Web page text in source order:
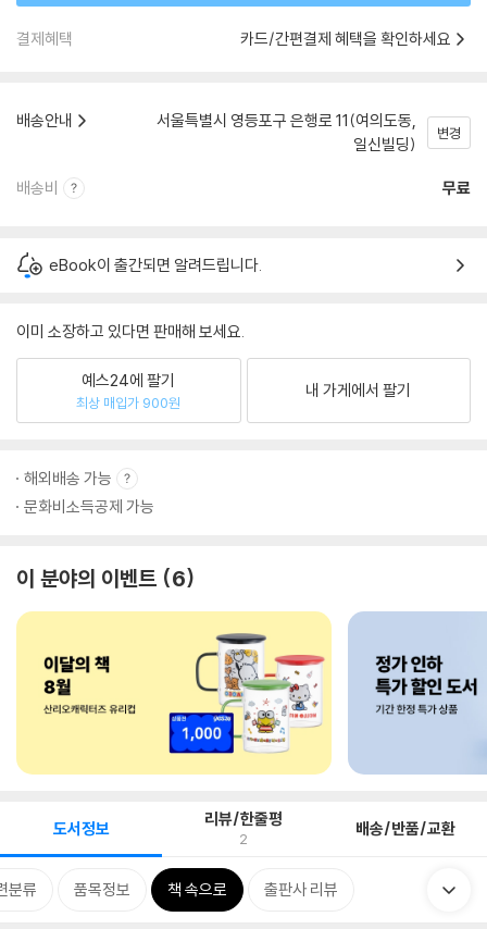
결제혜택 카드/간편결제 혜택을 확인하세요
배송안내
서울특별시 영등포구 은행로 11(여의도동,
일신빌딩)
변경
배송비 무료
eBook이 출간되면 알려드립니다.
이미 소장하고 있다면 판매해 보세요.
예스24에 팔기
최상 매입가 900원
내 가게에서 팔기
해외배송 가능
문화비소득공제 가능
이 분야의 이벤트 6
도서정보 리뷰/한줄평
2 배송/반품/교환
분류 품목정보 책 속으로 출판사 리뷰